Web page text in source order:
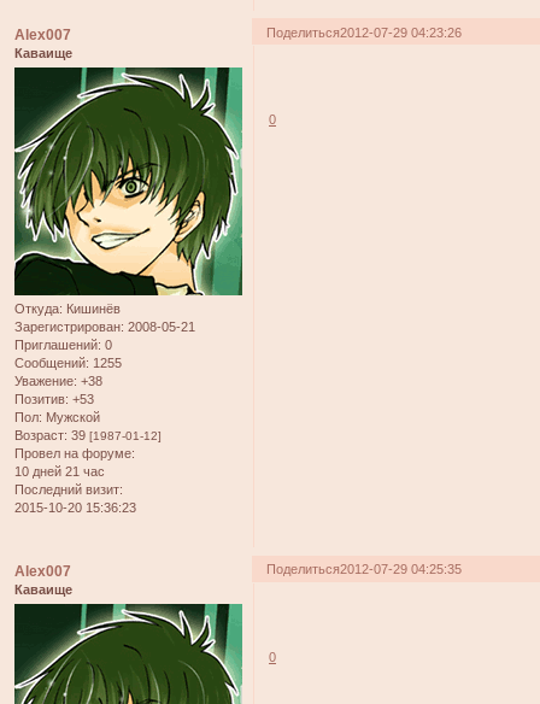
Поделиться2012-07-29 04:23:26
Alex007
Каваище
Откуда: Кишинёв
Зарегистрирован: 2008-05-21
Приглашений: 0
Сообщений: 1255
Уважение: +38
Позитив: +53
Пол: Мужской
Возраст: 39 [1987-01-12]
Провел на форуме:
10 дней 21 час
Последний визит:
2015-10-20 15:36:23
0
Поделиться2012-07-29 04:25:35
Alex007
Каваище
0